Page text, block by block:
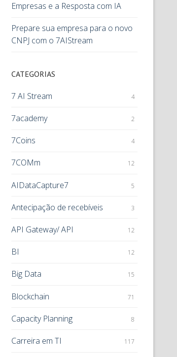
Empresas e a Resposta com IA
Prepare sua empresa para o novo
CNPJ com o 7AIStream
CATEGORIAS
7 AI Stream 4
7academy 2
7Coins 4
7COMm 12
AIDataCapture7 5
Antecipação de recebíveis 3
API Gateway/ API 12
BI 12
Big Data 15
Blockchain 71
Capacity Planning 8
Carreira em TI 117